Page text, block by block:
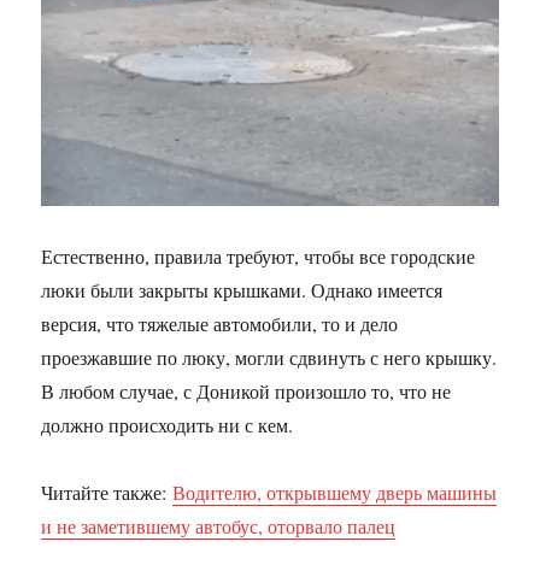
Естественно, правила требуют, чтобы все городские
люки были закрыты крышками. Однако имеется
версия, что тяжелые автомобили, то и дело
проезжавшие по люку, могли сдвинуть с него крышку.
В любом случае, с Доникой произошло то, что не
должно происходить ни с кем.
Читайте также:Водителю, открывшему дверь машины
и не заметившему автобус, оторвало палец